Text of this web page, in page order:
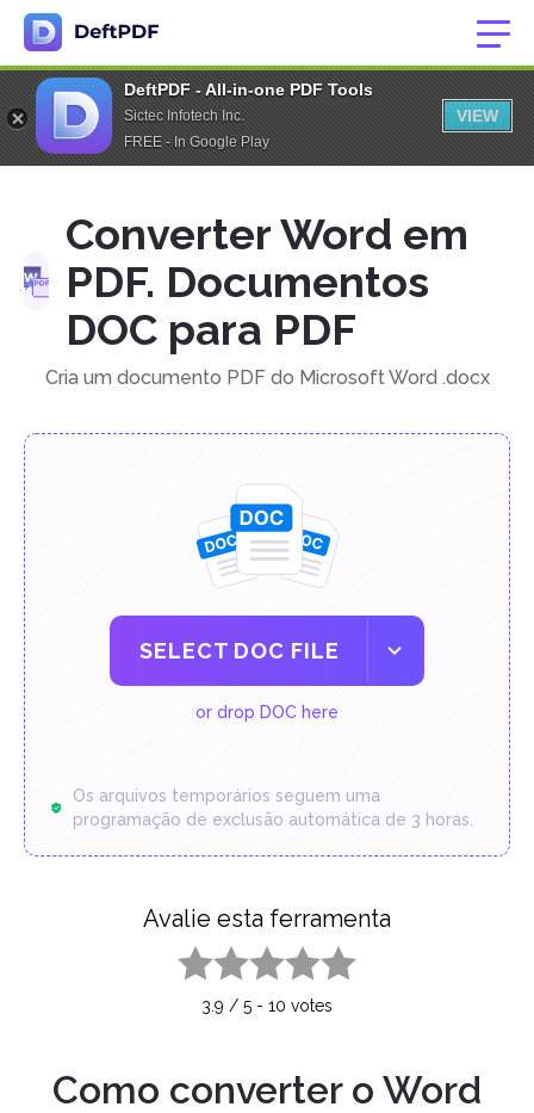
DeftPDF - All-in-one PDF Tools
Sictec Infotech Inc.
FREE - In Google Play
VIEW
Converter Word em
PDF. Documentos
DOC para PDF
Cria um documento PDF do Microsoft Word .docx
SELECT DOC FILE
or drop DOC here
Os arquivos temporários seguem uma
programação de exclusão automática de 3 horas.
Avalie esta ferramenta
3.9 / 5 - 10 votes
Como converter o Word